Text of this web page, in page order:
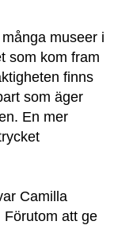
museer i
som kom fram
finns
som äger
En mer
Camilla
Förutom att ge